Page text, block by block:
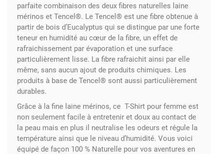
parfaite combinaison des deux fibres naturelles laine
mérinos et Tencel®. Le Tencel® est une fibre obtenue à
partir de bois d’Eucalyptus qui se distingue par une forte
teneur en humidité au cœur de la fibre, un effet de
rafraichissement par évaporation et une surface
particulièrement lisse. La fibre rafraichit ainsi par elle
même, sans aucun ajout de produits chimiques. Les
produits à base de Tencel® sont aussi particulièrement
durables.
Grâce à la fine laine mérinos, ce T-Shirt pour femme est
non seulement facile à entretenir et doux au contact de
la peau mais en plus il neutralise les odeurs et régule la
température ainsi que le niveau d’humidité. Vous voici
équipé de façon 100 % Naturelle pour vos aventures en